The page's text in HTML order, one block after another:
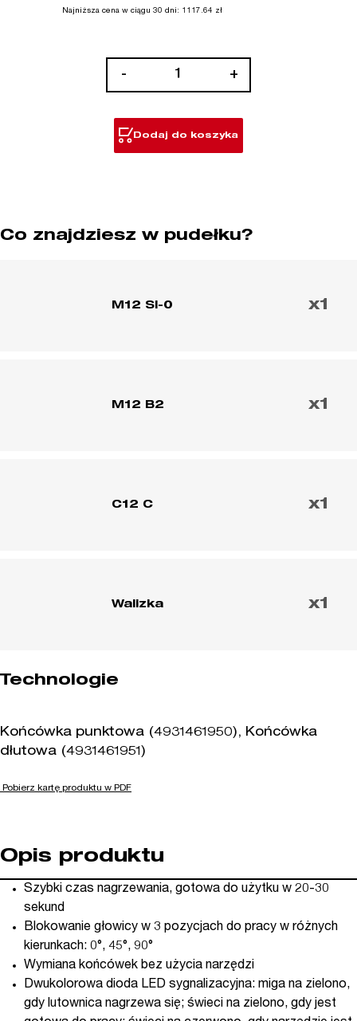
Najniższa cena w ciągu 30 dni: 1117.64 zł
-
lutownica
+
Dodaj do koszyka
Co znajdziesz w pudełku?
M12 SI-0 x1
M12 B2 x1
C12 C x1
Walizka x1
Technologie
Końcówka punktowa (4931461950), Końcówka
dłutowa (4931461951)
Pobierz kartę produktu w PDF
Opis produktu
Szybki czas nagrzewania, gotowa do użytku w 20-30
sekund
Blokowanie głowicy w 3 pozycjach do pracy w różnych
kierunkach: 0°, 45°, 90°
Wymiana końcówek bez użycia narzędzi
Dwukolorowa dioda LED sygnalizacyjna: miga na zielono,
gdy lutownica nagrzewa się; świeci na zielono, gdy jest